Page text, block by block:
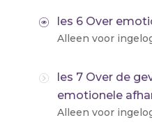
les 6 Over
Alleen voor
les 7 Over de
emotionele
Alleen voor